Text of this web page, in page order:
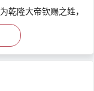
乾隆大帝钦赐之姓，
，世居瓦尔喀（今
谢氏、边氏、查氏、